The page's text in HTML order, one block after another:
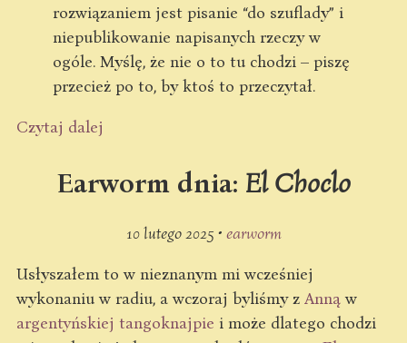
rozwiązaniem jest pisanie “do szuflady” i
niepublikowanie napisanych rzeczy w
ogóle. Myślę, że nie o to tu chodzi – piszę
przecież po to, by ktoś to przeczytał.
Czytaj dalej
Earworm dnia: El Choclo
10 lutego 2025 • earworm
Usłyszałem to w nieznanym mi wcześniej
wykonaniu w radiu, a wczoraj byliśmy z Annąw
argentyńskiej tangoknajpie i może dlatego chodzi